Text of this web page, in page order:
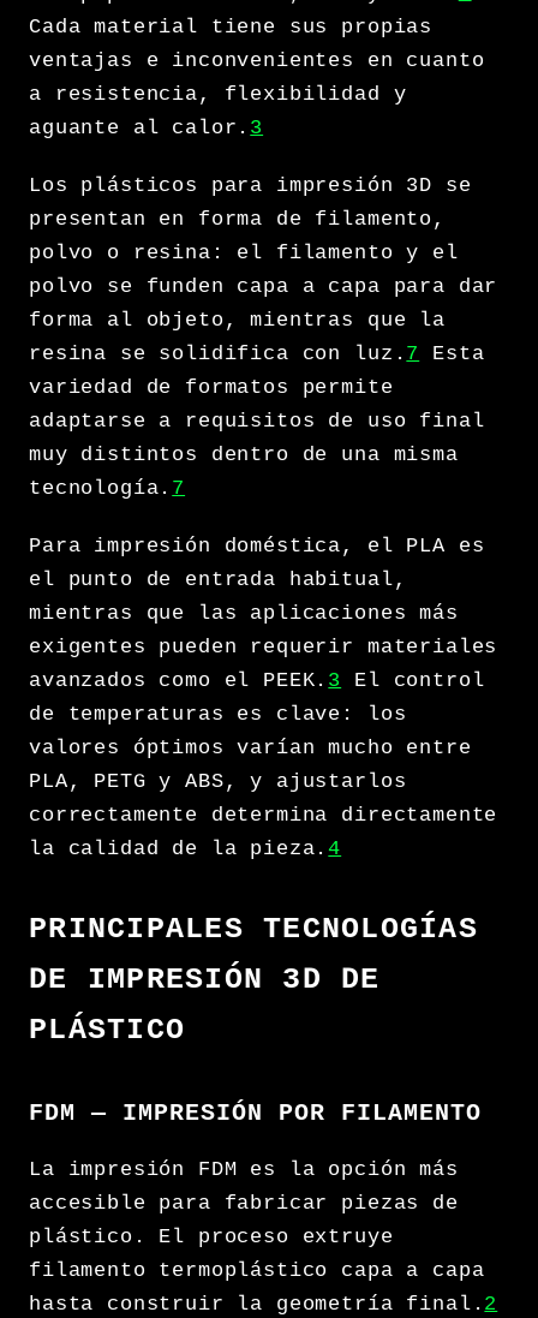
Cada material tiene sus propias
ventajas e inconvenientes en cuanto
a resistencia, flexibilidad y
aguante al calor. 3
Los plásticos para impresión 3D se
presentan en forma de filamento,
polvo o resina: el filamento y el
polvo se funden capa a capa para dar
forma al objeto, mientras que la
resina se solidifica con luz. 7
Esta
variedad de formatos permite
adaptarse a requisitos de uso final
muy distintos dentro de una misma
tecnología. 7
Para impresión doméstica, el PLA es
el punto de entrada habitual,
mientras que las aplicaciones más
exigentes pueden requerir materiales
avanzados como el PEEK. 3
El control
de temperaturas es clave: los
valores óptimos varían mucho entre
PLA, PETG y ABS, y ajustarlos
correctamente determina directamente
la calidad de la pieza.4
PRINCIPALES TECNOLOGÍAS
DE IMPRESIÓN 3D DE
PLÁSTICO
FDM — IMPRESIÓN POR FILAMENTO
La impresión FDM es la opción más
accesible para fabricar piezas de
plástico. El proceso extruye
filamento termoplástico capa a capa
hasta construir la geometría final. 2